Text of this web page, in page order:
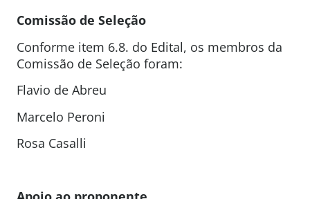
Comissão de Seleção
Conforme item 6.8. do Edital, os membros da
Comissão de Seleção foram:
Flavio de Abreu
Marcelo Peroni
Rosa Casalli